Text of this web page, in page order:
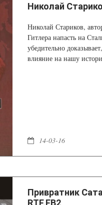
Николай
Николай Стариков,
Гитлера напасть на
убедительно
влияние на нашу
14-03-16
Привратник
RTF,FB2